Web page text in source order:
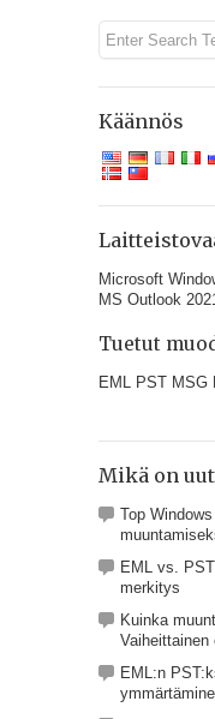
Käännös
Microsoft
MS Outlook
Tuetut
EML PST MSG
Mikä on
Top
EML vs.
merkitys
Kuinka
Vaiheittainen
EML:n